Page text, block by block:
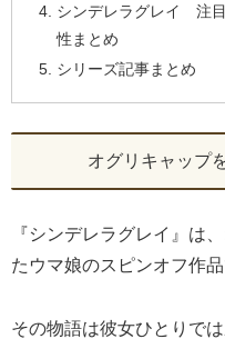
シンデレラグレイ 注
性まとめ
シリーズ記事まとめ
オグリキャップ
『シンデレラグレイ』は
たウマ娘のスピンオフ作品
その物語は彼女ひとりで